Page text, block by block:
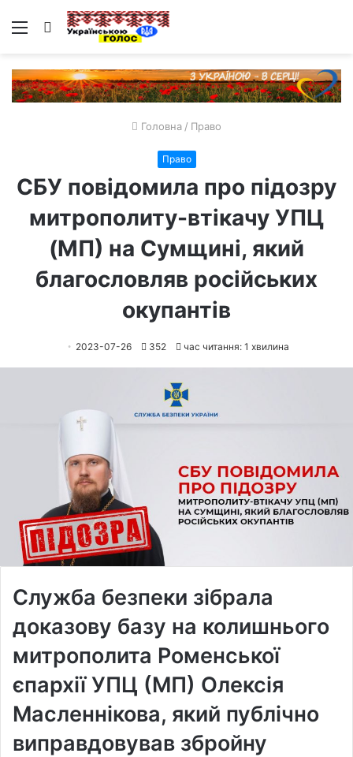
Меню Пошук
Головна / Право
Право
СБУ повідомила про підозру
митрополиту-втікачу УПЦ
(МП) на Сумщині, який
благословляв російських
окупантів
2023-07-26 352 час читання: 1 хвилина
Служба безпеки зібрала
доказову базу на колишнього
митрополита Роменської
єпархії УПЦ (МП) Олексія
Масленнікова, який публічно
виправдовував збройну